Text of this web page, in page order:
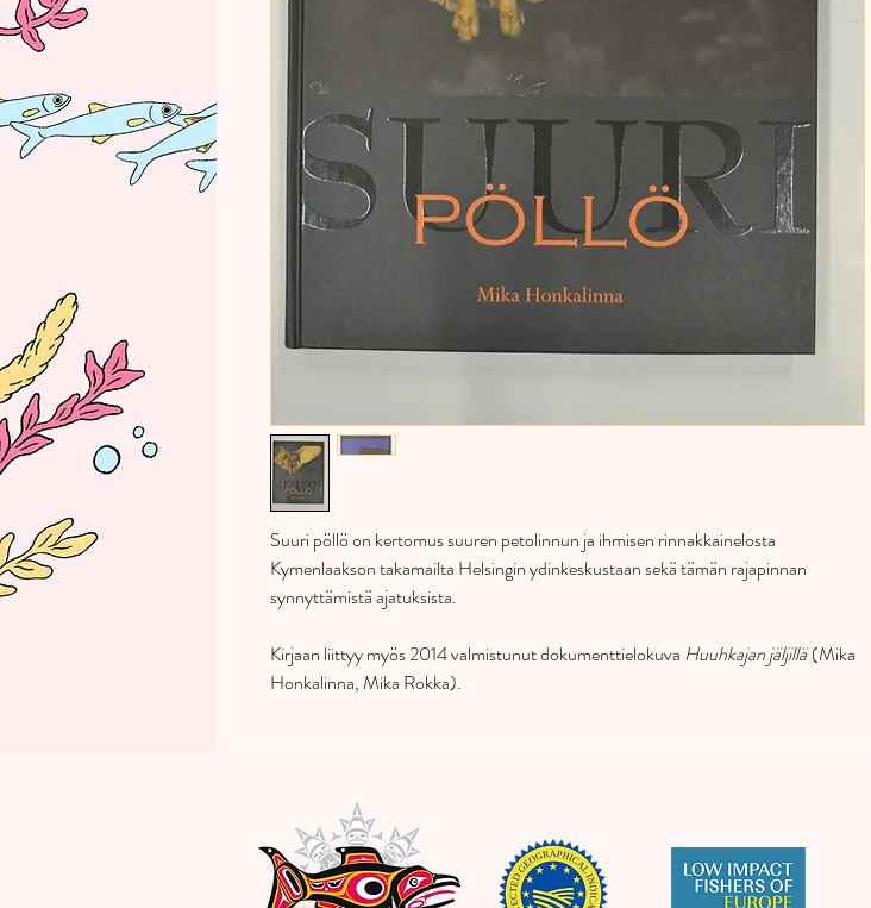
Suuri pöllö on kertomus suuren petolinnun ja ihmisen rinnakkainelosta
Kymenlaakson takamailta Helsingin ydinkeskustaan sekä tämän rajapinnan
synnyttämistä ajatuksista.
Kirjaan liittyy myös 2014 valmistunut dokumenttielokuva Huuhkajan jäljillä (Mika
Honkalinna, Mika Rokka).